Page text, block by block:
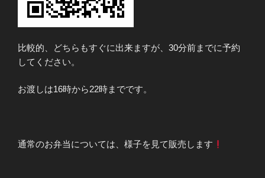
比較的、どちらもすぐに出来ますが、30分前までに予約
してください。
お渡しは16時から22時までです。
通常のお弁当については、様子を見て販売します